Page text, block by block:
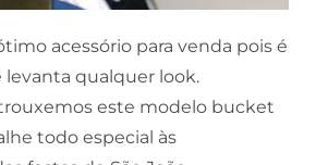
acessório para venda pois é
levanta qualquer look.
este modelo bucket
todo especial às